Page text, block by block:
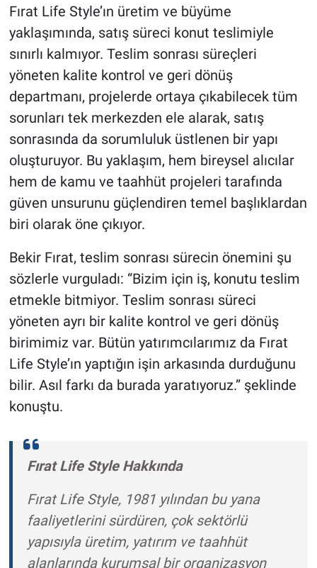
Fırat Life Style’ın üretim ve büyüme
yaklaşımında, satış süreci konut teslimiyle
sınırlı kalmıyor. Teslim sonrası süreçleri
yöneten kalite kontrol ve geri dönüş
departmanı, projelerde ortaya çıkabilecek tüm
sorunları tek merkezden ele alarak, satış
sonrasında da sorumluluk üstlenen bir yapı
oluşturuyor. Bu yaklaşım, hem bireysel alıcılar
hem de kamu ve taahhüt projeleri tarafında
güven unsurunu güçlendiren temel başlıklardan
biri olarak öne çıkıyor.
Bekir Fırat, teslim sonrası sürecin önemini şu
sözlerle vurguladı: “Bizim için iş, konutu teslim
etmekle bitmiyor. Teslim sonrası süreci
yöneten ayrı bir kalite kontrol ve geri dönüş
birimimiz var. Bütün yatırımcılarımız da Fırat
Life Style’ın yaptığın işin arkasında durduğunu
bilir. Asıl farkı da burada yaratıyoruz.” şeklinde
konuştu.
Fırat Life Style Hakkında
Fırat Life Style, 1981 yılından bu yana
faaliyetlerini sürdüren, çok sektörlü
yapısıyla üretim, yatırım ve taahhüt
alanlarında kurumsal bir organizasyon